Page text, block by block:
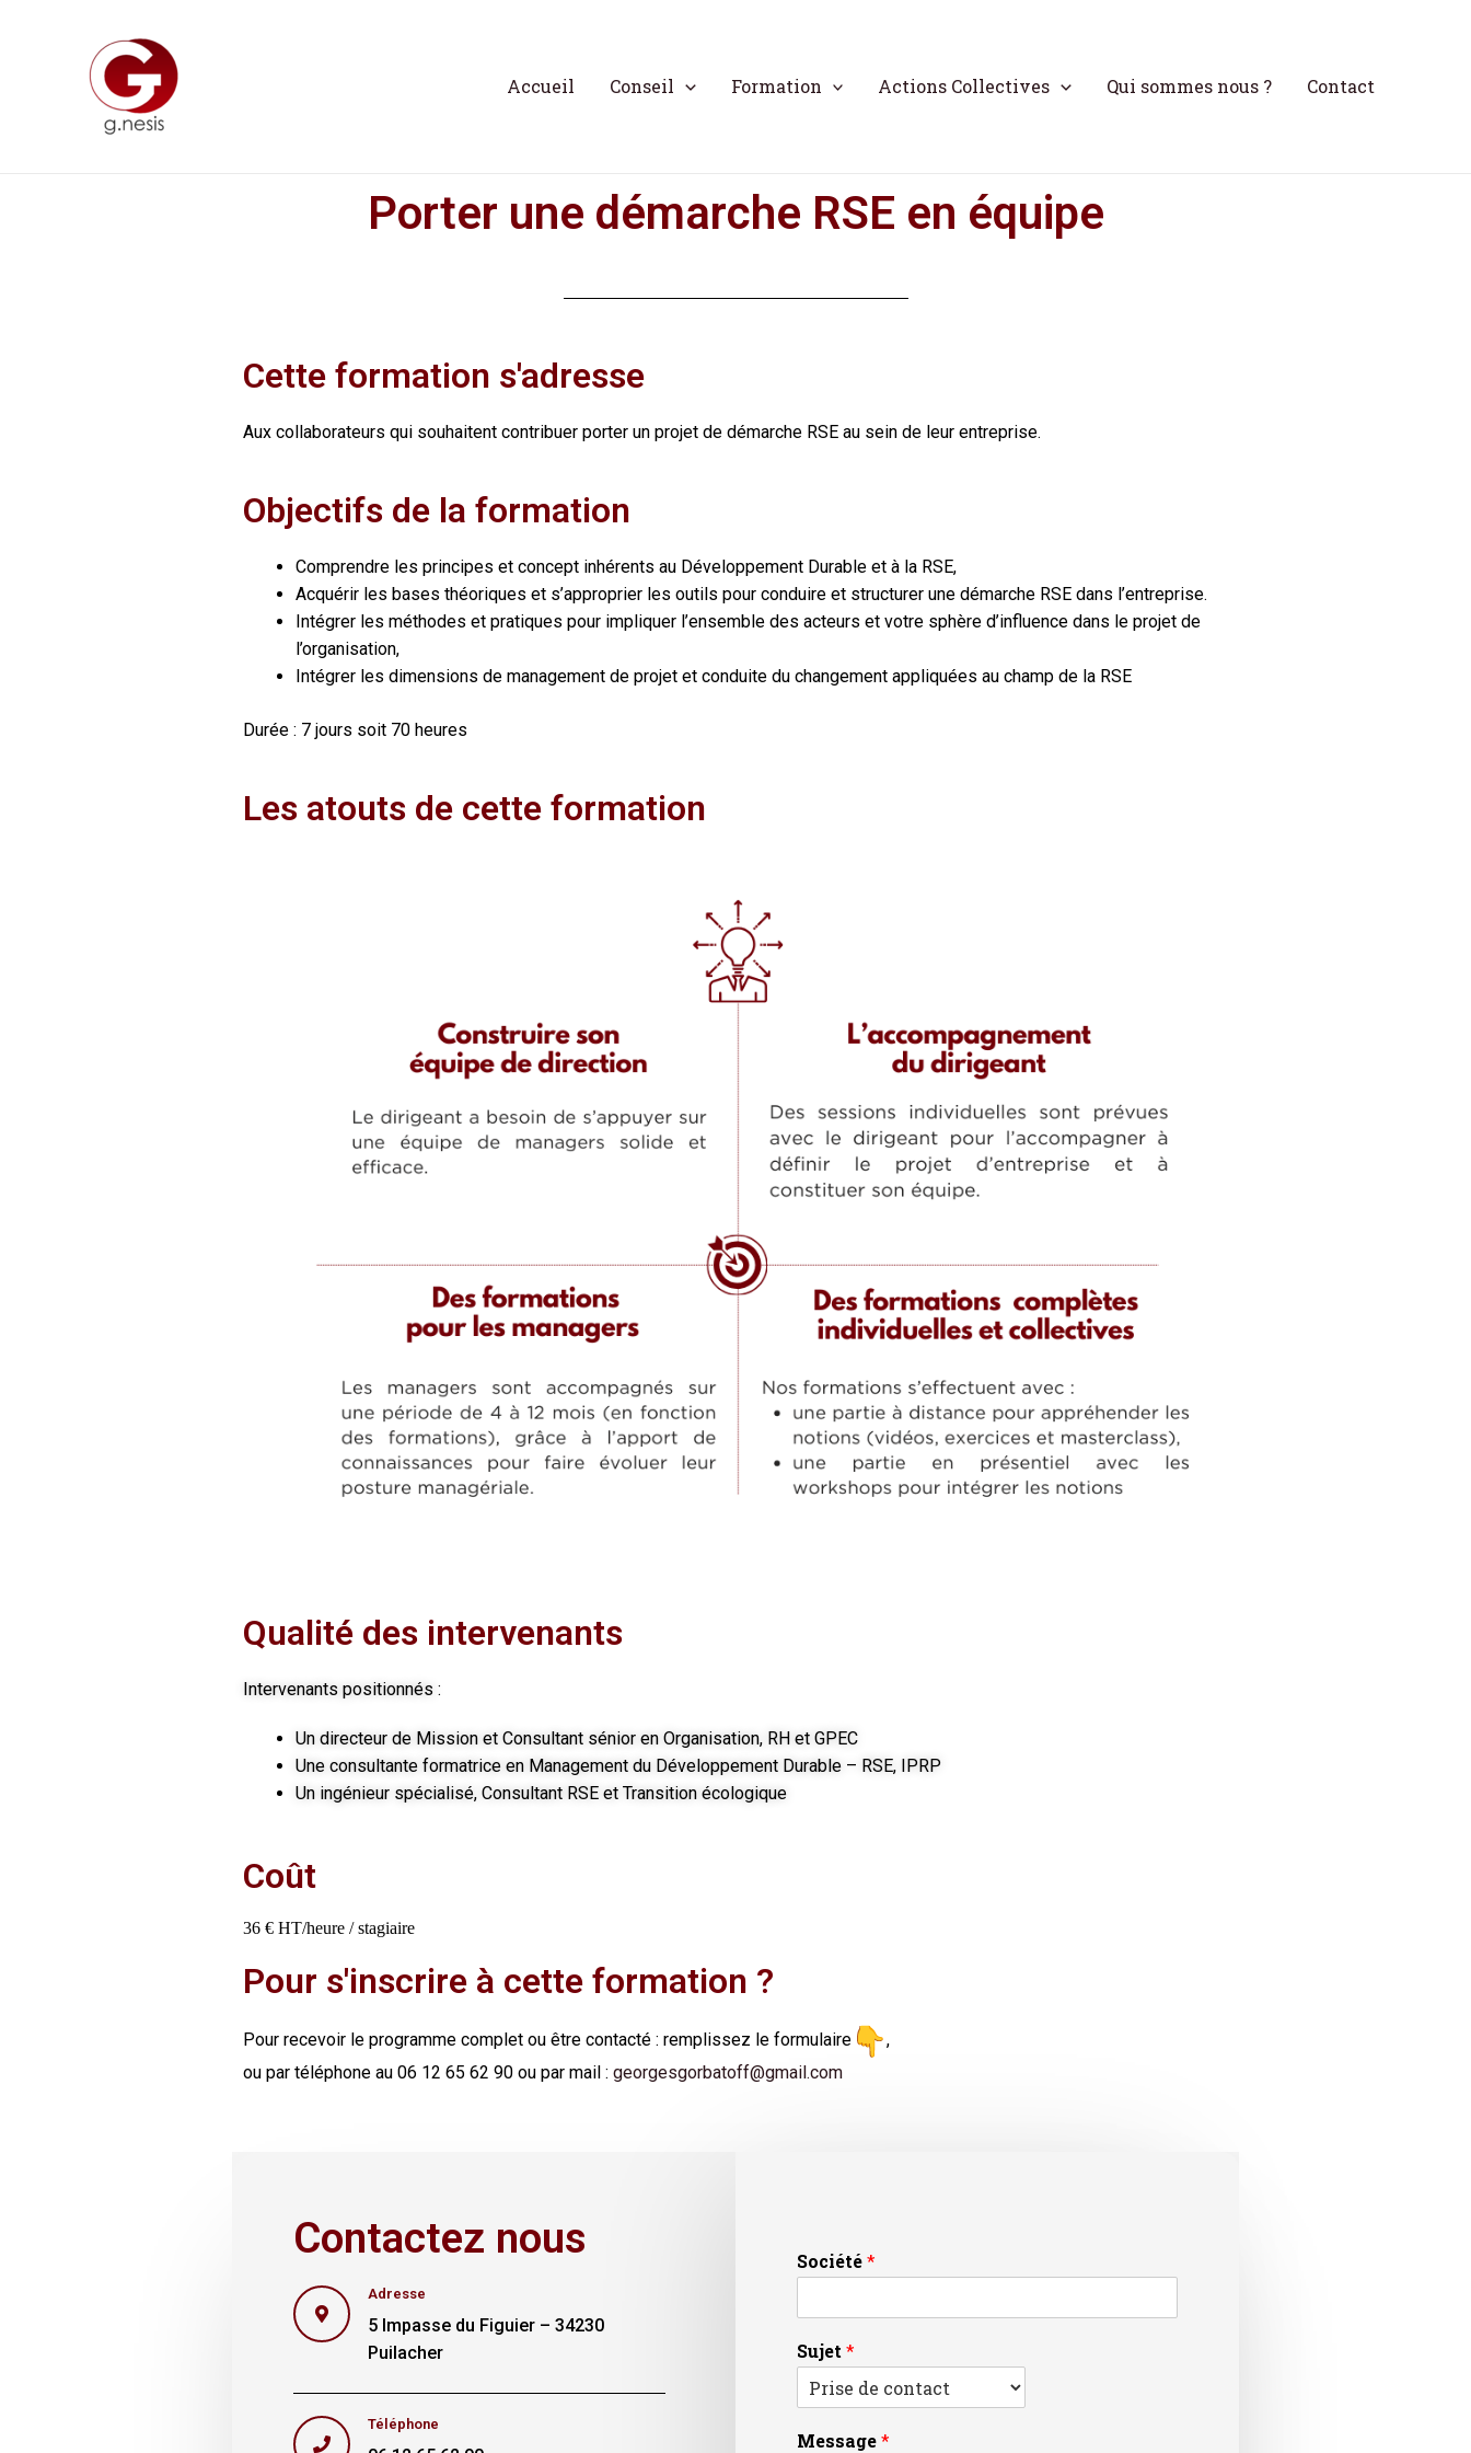
Accueil Conseil Formation Actions Collectives Qui sommes nous ? Contact
Porter une démarche RSE en équipe
Cette formation s'adresse
Aux collaborateurs qui souhaitent contribuer porter un projet de démarche RSE au sein de leur entreprise.
Objectifs de la formation
Comprendre les principes et concept inhérents au Développement Durable et à la RSE,
Acquérir les bases théoriques et s’approprier les outils pour conduire et structurer une démarche RSE dans l’entreprise.
Intégrer les méthodes et pratiques pour impliquer l’ensemble des acteurs et votre sphère d’influence dans le projet de
l’organisation,
Intégrer les dimensions de management de projet et conduite du changement appliquées au champ de la RSE
Durée : 7 jours soit 70 heures
Les atouts de cette formation
Qualité des intervenants
Intervenants positionnés :
Un directeur de Mission et Consultant sénior en Organisation, RH et GPEC
Une consultante formatrice en Management du Développement Durable – RSE, IPRP
Un ingénieur spécialisé, Consultant RSE et Transition écologique
Coût
36 € HT/heure / stagiaire
Pour s'inscrire à cette formation ?
Pour recevoir le programme complet ou être contacté : remplissez le formulaire
,
ou par téléphone au 06 12 65 62 90 ou par mail : georgesgorbatoff@gmail.com
Contactez nous
Adresse
5 Impasse du Figuier – 34230
Puilacher
Téléphone
Société*
Sujet *
Message*